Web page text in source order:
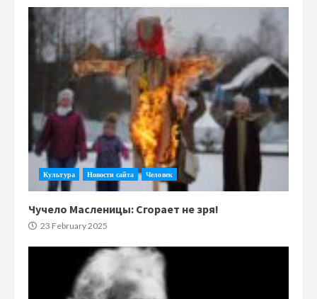
Культура Новости сайта Человек
Чучело Масленицы: Сгорает не зря!
23 February 2025